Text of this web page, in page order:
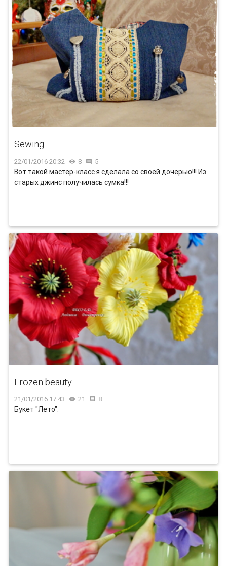
Sewing
22/01/2016 20:32  8  5
Вот такой мастер-класс я сделала со своей дочерью!!! Из
старых джинс получилась сумка!!!
Frozen beauty
21/01/2016 17:43  21  8
Букет "Лето".